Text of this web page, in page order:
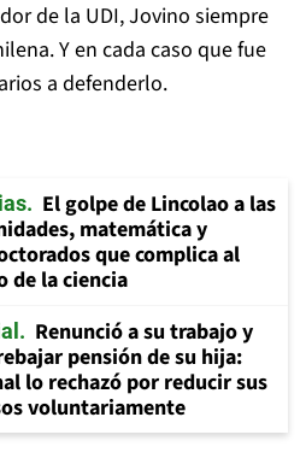
de la UDI, Jovino siempre
Y en cada caso que fue
a defenderlo.
El golpe de Lincolao a las
matemática y
que complica al
de la ciencia
Renunció a su trabajo y
pensión de su hija:
lo rechazó por reducir sus
voluntariamente